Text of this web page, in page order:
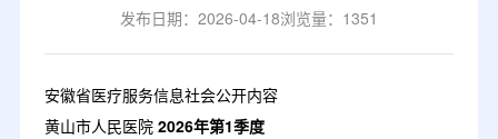
发布日期：2026-04-18浏览量：1351
安徽省医疗服务信息社会公开内容
黄山市人民医院2026年第1季度